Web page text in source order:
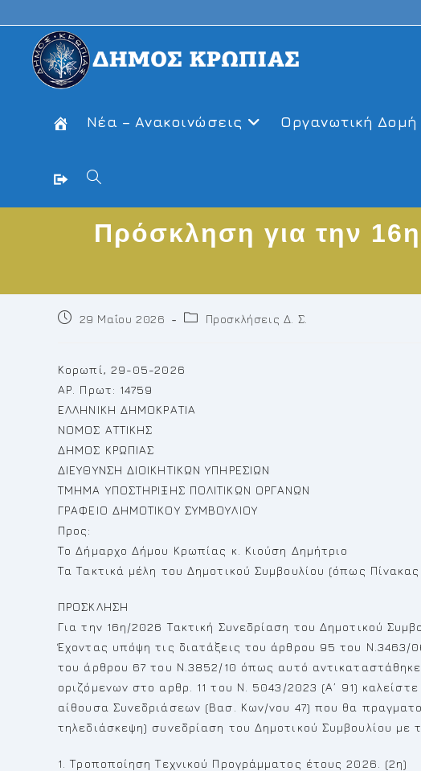
to
content
Νέα – Ανακοινώσεις Οργανωτική Δομή
Toggle
website
Πρόσκληση για την
Post29 Μαΐου 2026
PostΠροσκλήσεις Δ. Σ.
Κορωπί, 29-05-2026
ΑΡ. Πρωτ: 14759
ΕΛΛΗΝΙΚΗ ΔΗΜΟΚΡΑΤΙΑ
ΝΟΜΟΣ ΑΤΤΙΚΗΣ
ΔΗΜΟΣ ΚΡΩΠΙΑΣ
ΔΙΕΥΘΥΝΣΗ ΔΙΟΙΚΗΤΙΚΩΝ ΥΠΗΡΕΣΙΩΝ
ΤΜΗΜΑ ΥΠΟΣΤΗΡΙΞΗΣ ΠΟΛΙΤΙΚΩΝ ΟΡΓΑΝΩΝ
ΓΡΑΦΕΙΟ ΔΗΜΟΤΙΚΟΥ ΣΥΜΒΟΥΛΙΟΥ
Προς:
Το Δήμαρχο Δήμου Κρωπίας κ. Κιούση Δημήτριο
Τα Τακτικά μέλη του Δημοτικού Συμβουλίου (όπως
ΠΡΟΣΚΛΗΣΗ
Για την 16η/2026 Τακτική Συνεδρίαση του Δημοτικού
Έχοντας υπόψη τις διατάξεις του άρθρου 95 του Ν.3463/
του άρθρου 67 του Ν.3852/10 όπως αυτό
οριζόμενων στο αρθρ. 11 του Ν. 5043/2023 (Α’ 91)
αίθουσα Συνεδριάσεων (Βασ. Κων/νου 47) που θα
τηλεδιάσκεψη) συνεδρίαση του Δημοτικού Συμβουλίου
1. Τροποποίηση Τεχνικού Προγράμματος έτους 2026. (2η)